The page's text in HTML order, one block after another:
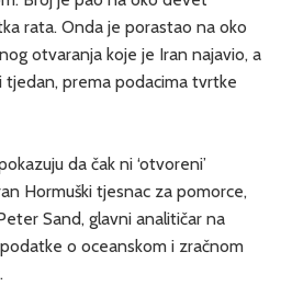
rata. Onda je porastao na oko
otvaranja koje je Iran najavio, a
prema podacima tvrtke
da čak ni ‘otvoreni’
Hormuški tjesnac za pomorce,
Sand, glavni analitičar na
o oceanskom i zračnom